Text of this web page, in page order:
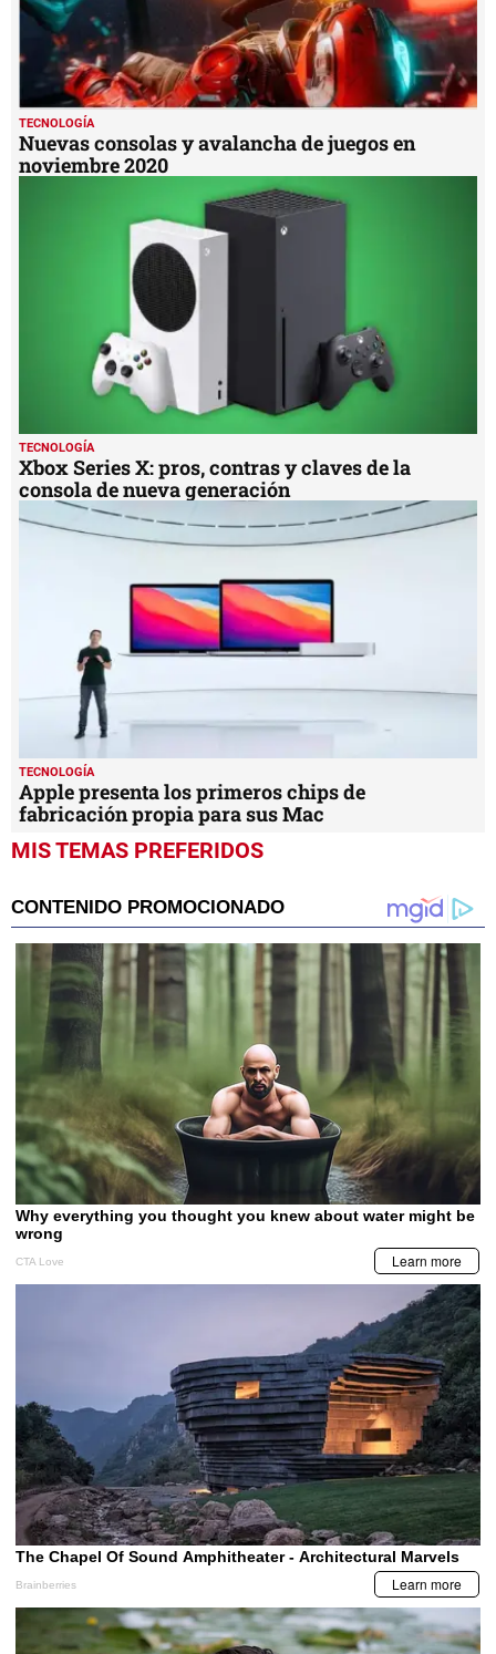
TECNOLOGÍA
Nuevas consolas y avalancha de juegos en
noviembre 2020
TECNOLOGÍA
Xbox Series X: pros, contras y claves de la
consola de nueva generación
TECNOLOGÍA
Apple presenta los primeros chips de
fabricación propia para sus Mac
MIS TEMAS PREFERIDOS